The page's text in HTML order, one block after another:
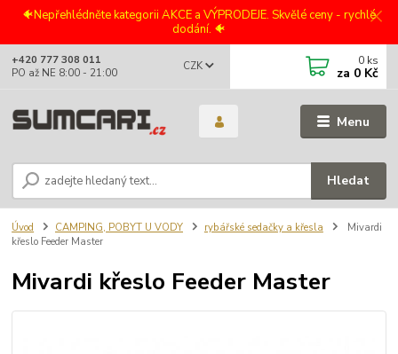
🐠Nepřehlédněte kategorii AKCE a VÝPRODEJE. Skvělé ceny - rychlé
dodání. 🐠
Menu
CZK
Hledat
+420 777 308 011
PO až NE 8:00 - 21:00
0 ks
za 0 Kč
Úvod CAMPING, POBYT U VODY rybářské sedačky a křesla
Mivardi
křeslo Feeder Master
Mivardi křeslo Feeder Master